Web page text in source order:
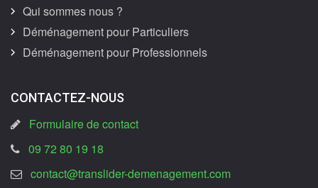
Qui sommes nous ?
Déménagement pour Particuliers
Déménagement pour Professionnels
CONTACTEZ-NOUS
Formulaire de contact
09 72 80 19 18
contact@translider-demenagement.com